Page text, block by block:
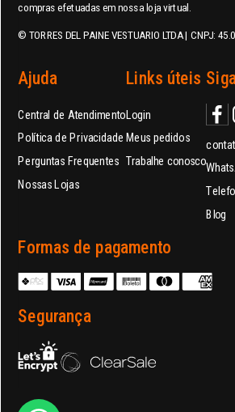
compras efetuadas em nossa loja virtual.
© TORRES DEL PAINE VESTUARIO LTDA | CNPJ:
Ajuda
Central de Atendimento
Política de Privacidade
Perguntas Frequentes
Nossas Lojas
Links úteis
Login
Meus pedidos
Trabalhe conosco
Blog
Formas de pagamento
Segurança